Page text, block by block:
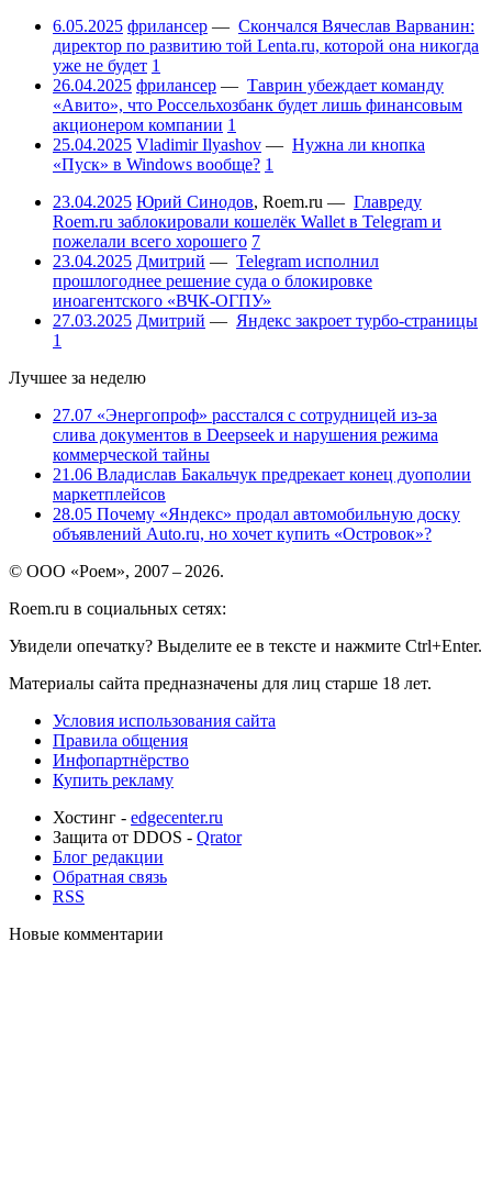
6.05.2025 фрилансер — Скончался Вячеслав Варванин:
директор по развитию той Lenta.ru, которой она никогда
уже не будет 1
26.04.2025 фрилансер — Таврин убеждает команду
«Авито», что Россельхозбанк будет лишь финансовым
акционером компании 1
25.04.2025 Vladimir Ilyashov — Нужна ли кнопка
«Пуск» в Windows вообще? 1
23.04.2025 Юрий Синодов, Roem.ru — Главреду
Roem.ru заблокировали кошелёк Wallet в Telegram и
пожелали всего хорошего 7
23.04.2025 Дмитрий — Telegram исполнил
прошлогоднее решение суда о блокировке
иноагентского «ВЧК-ОГПУ»
27.03.2025 Дмитрий — Яндекс закроет турбо-страницы
1
Лучшее за неделю
27.07 «Энергопроф» расстался с сотрудницей из-за
слива документов в Deepseek и нарушения режима
коммерческой тайны
21.06 Владислав Бакальчук предрекает конец дуополии
маркетплейсов
28.05 Почему «Яндекс» продал автомобильную доску
объявлений Auto.ru, но хочет купить «Островок»?
© ООО «Роем», 2007 – 2026.
Roem.ru в социальных сетях:
Увидели опечатку? Выделите ее в тексте и нажмите Ctrl+Enter.
Материалы сайта предназначены для лиц старше 18 лет.
Условия использования сайта
Правила общения
Инфопартнёрство
Купить рекламу
Хостинг - edgecenter.ru
Защита от DDOS - Qrator
Блог редакции
Обратная связь
RSS
Новые комментарии